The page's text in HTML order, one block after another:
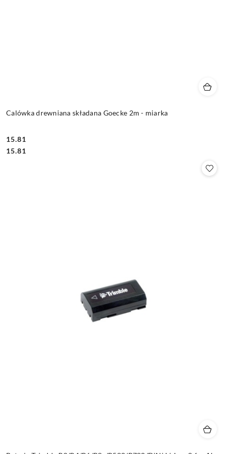
Calówka drewniana składana Goecke 2m - miarka
Cena:
15.81
Cena:
15.81